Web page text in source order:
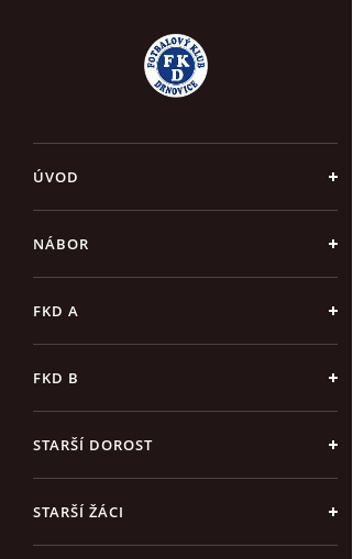
ÚVOD
NÁBOR
FKD A
FKD B
STARŠÍ DOROST
STARŠÍ ŽÁCI